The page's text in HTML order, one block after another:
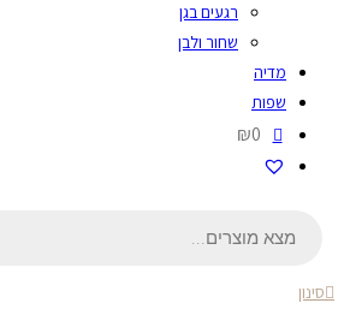
רגעים בגן
שחור ולבן
מדיה
שפות
₪0
search
סינון